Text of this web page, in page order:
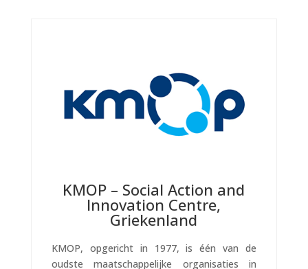
KMOP – Social Action and
Innovation Centre,
Griekenland
KMOP, opgericht in 1977, is één van de
oudste maatschappelijke organisaties in